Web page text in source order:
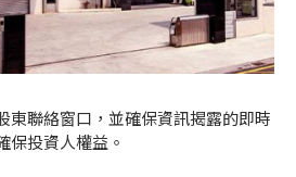
東聯絡窗口，並確保資訊揭露的即時
保投資人權益。